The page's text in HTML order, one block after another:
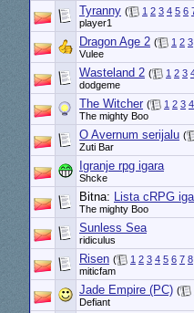
Tyranny ( 1 2 3 4 5 6
player1
Dragon Age 2 ( 1 2 3
Vulee
Wasteland 2 ( 1 2 3
dodgeme
The Witcher ( 1 2 3 4
The mighty Boo
O Avernum serijalu (
Zuti Bar
Igranje rpg igara
Shcke
Bitna: Lista cRPG
The mighty Boo
Sunless Sea
ridiculus
Risen ( 1 2 3 4 5 6 7 8
miticfam
Jade Empire (PC) (
Defiant